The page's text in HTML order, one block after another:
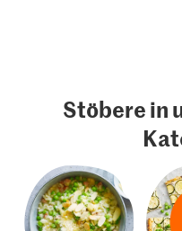
Stöbere in